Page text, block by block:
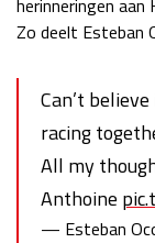
Zo deelt Esteban
Can’t
racing
All my
Anthoine
— Esteban